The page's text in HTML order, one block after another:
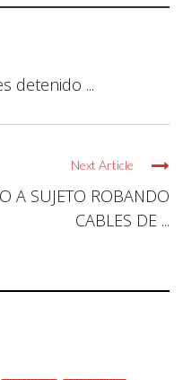
detenido ...
Next Article
A SUJETO ROBANDO
CABLES DE ...